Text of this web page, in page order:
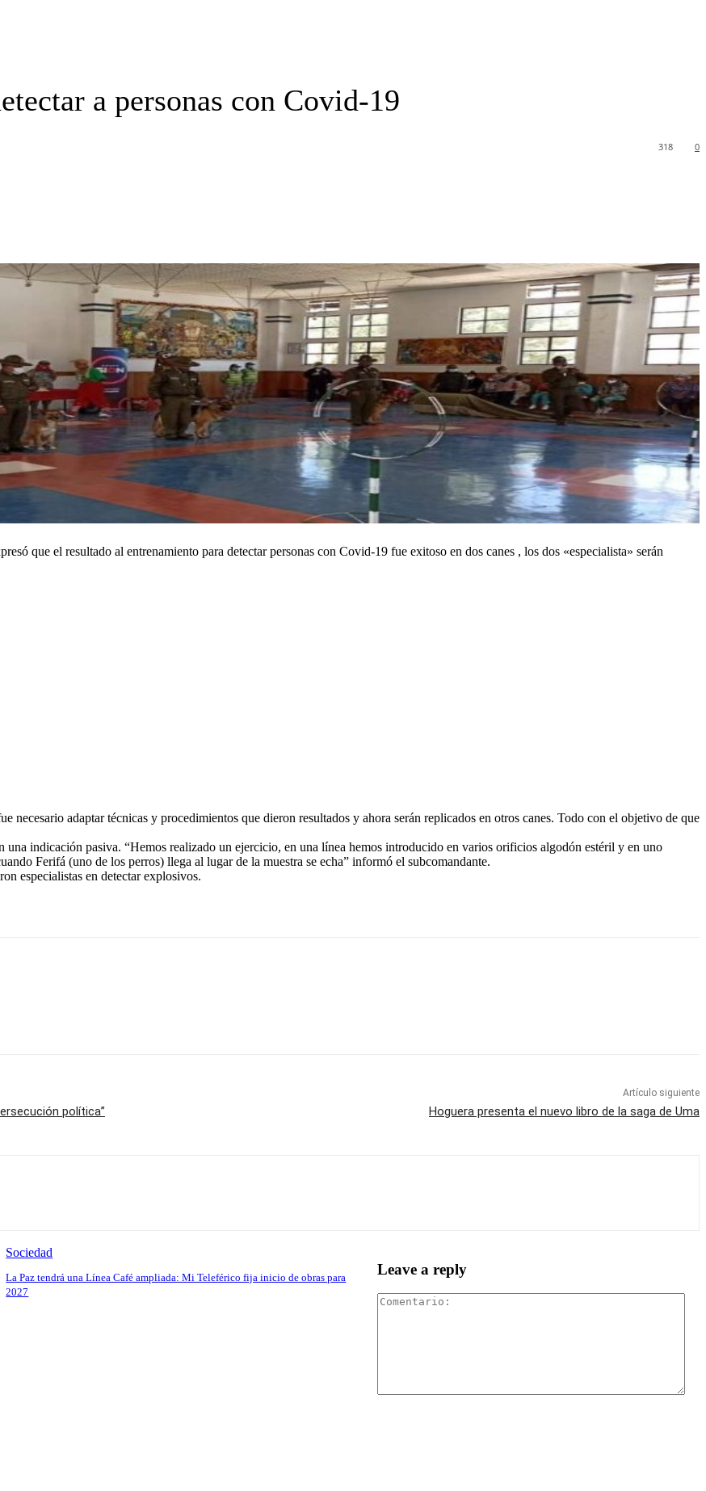
a personas con Covid-19
0
318
que el resultado al entrenamiento para detectar personas con Covid-19 fue exitoso en dos canes , los dos «especialista» serán
necesario adaptar técnicas y procedimientos que dieron resultados y ahora serán replicados en otros canes. Todo con el objetivo de que
una indicación pasiva. “Hemos realizado un ejercicio, en una línea hemos introducido en varios orificios algodón estéril y en uno
Ferifá (uno de los perros) llega al lugar de la muestra se echa” informó el subcomandante.
especialistas en detectar explosivos.
política”
Artículo siguiente
Hoguera presenta el nuevo libro de la saga de Uma
Sociedad
La Paz tendrá una Línea Café ampliada: Mi Teleférico fija inicio de obras para
2027
Leave a reply